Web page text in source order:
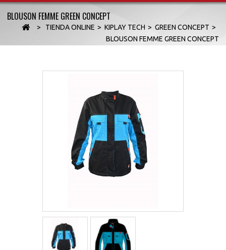
BLOUSON FEMME GREEN CONCEPT
> TIENDA ONLINE > KIPLAY TECH > GREEN CONCEPT >
BLOUSON FEMME GREEN CONCEPT